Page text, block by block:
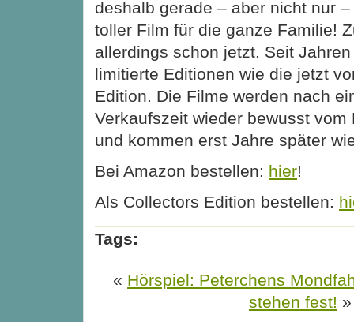
deshalb gerade – aber nicht nur
toller Film für die ganze Familie!
allerdings schon jetzt. Seit
limitierte Editionen wie die jetzt
Edition. Die Filme werden nach
Verkaufszeit wieder bewusst vom
und kommen erst Jahre später
Bei Amazon bestellen: hier!
Als Collectors Edition bestellen:
Tags:
« Hörspiel: Peterchens
stehen fest! »